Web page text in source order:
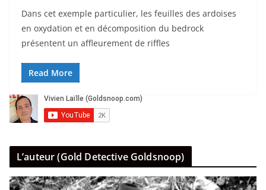
Dans cet exemple particulier, les feuilles des ardoises
en oxydation et en décomposition du bedrock
présentent un affleurement de riffles
Read More
L’auteur (Gold Detective Goldsnoop)